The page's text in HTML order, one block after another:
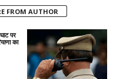
FROM AUTHOR
पर
का